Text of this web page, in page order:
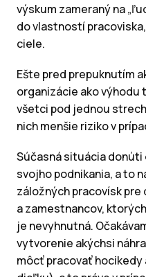
výskum zameraný na
do vlastností
ciele.
Ešte pred prepuknutím
organizácie ako výhodu
všetci pod jednou
nich menšie riziko v
Súčasná situácia
svojho podnikania, a to
záložných pracovísk
a zamestnancov,
je nevyhnutná.
vytvorenie akýchsi
môcť pracovať hocikedy